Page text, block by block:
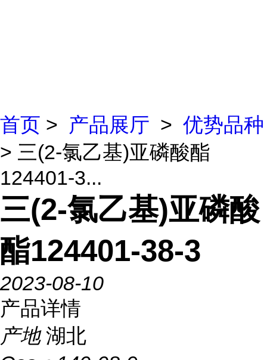
首页 > 产品展厅 > 优势品种
> 三(2-氯乙基)亚磷酸酯
124401-3...
三(2-氯乙基)亚磷酸
酯124401-38-3
2023-08-10
产品详情
产地 湖北